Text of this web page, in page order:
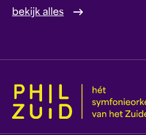
bekijk alles